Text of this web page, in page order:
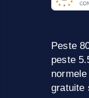
Peste
peste
gratuite